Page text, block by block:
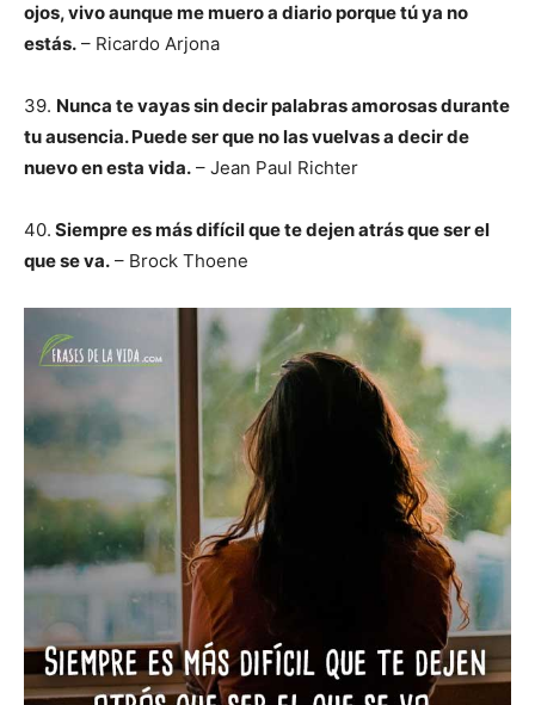
ojos, vivo aunque me muero a diario porque tú ya no
estás. – Ricardo Arjona
39. Nunca te vayas sin decir palabras amorosas durante
tu ausencia. Puede ser que no las vuelvas a decir de
nuevo en esta vida. – Jean Paul Richter
40. Siempre es más difícil que te dejen atrás que ser el
que se va. – Brock Thoene